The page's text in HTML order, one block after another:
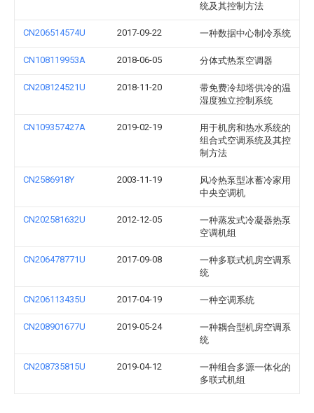
统及其控制方法
CN206514574U 2017-09-22 一种数据中心制冷系统
CN108119953A 2018-06-05 分体式热泵空调器
CN208124521U 2018-11-20
带免费冷却塔供冷的温
湿度独立控制系统
CN109357427A 2019-02-19
用于机房和热水系统的
组合式空调系统及其控
制方法
CN2586918Y 2003-11-19
风冷热泵型冰蓄冷家用
中央空调机
CN202581632U 2012-12-05
一种蒸发式冷凝器热泵
空调机组
CN206478771U 2017-09-08
一种多联式机房空调系
统
CN206113435U 2017-04-19 一种空调系统
CN208901677U 2019-05-24
一种耦合型机房空调系
统
CN208735815U 2019-04-12
一种组合多源一体化的
多联式机组